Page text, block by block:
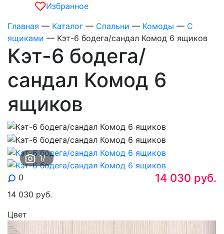
Избранное
Главная — Каталог — Спальни — Комоды — С
ящиками — Кэт-6 бодега/сандал Комод 6 ящиков
Кэт-6 бодега/
сандал Комод 6
ящиков
1/
0
14 030 руб.
14 030 руб.
Цвет